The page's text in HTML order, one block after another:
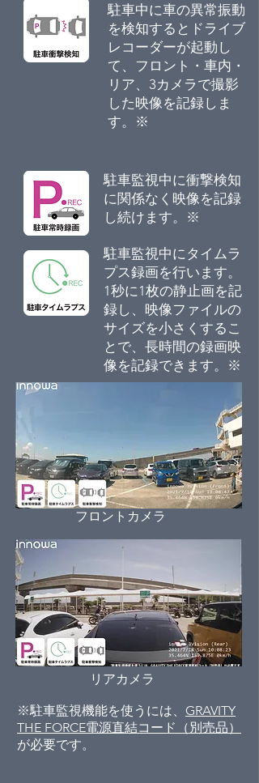
駐車中に車の異常振動
を検知するとドライブ
レコーダーが起動し
て、フロント・車内・
リア、3カメラで撮影
した映像を記録しま
す。※
駐車監視中に衝撃検知
に関係なく映像を記録
し続けます。※
駐車監視中にタイムラ
プス録画を行います。
1秒に1枚の静止画を記
録し、映像ファイルの
サイズを小さくするこ
とで、長時間の録画映
像を記録できます。※
フロントカメラ
リアカメラ
※駐車監視機能を使うには、 GRAVITY
THE FORCE電源直結コード（別売品）
が必要です。